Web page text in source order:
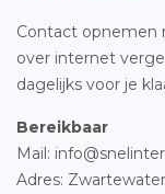
Contact opnemen
over internet
dagelijks voor je
Bereikbaar
Mail:
Adres: